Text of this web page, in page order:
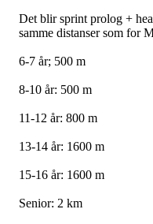
Det blir sprint prolog +
samme distanser som for
6-7 år; 500 m
8-10 år: 500 m
11-12 år: 800 m
13-14 år: 1600 m
15-16 år: 1600 m
Senior: 2 km